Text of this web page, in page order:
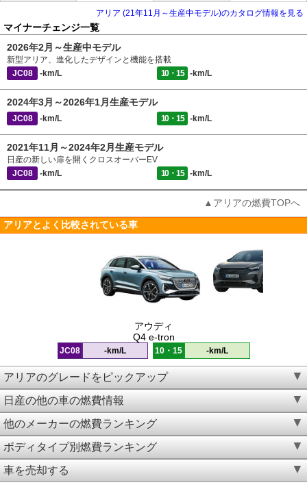
アリア (21年11月～生産中モデル)のカタログ情報を見る
マイナーチェンジ一覧
2026年2月～生産中モデル
新型アリア、進化したデザインと機能を搭載
JC08
-km/L 10・15 -km/L
2024年3月～2026年1月生産モデル
JC08 -km/L 10・15 -km/L
2021年11月～2024年2月生産モデル
日産の新しい扉を開くクロスオーバーEV
JC08
-km/L 10・15 -km/L
▲アリアの燃費TOPへ
アリアとよく比較されている車
アウディ
Q4 e-tron
JC08 -km/L 10・15 -km/L
アリアのグレードをピックアップ
日産の他の車の燃費情報
他のメーカーの燃費ランキング
ボディタイプ別燃費ランキング
車を売却する